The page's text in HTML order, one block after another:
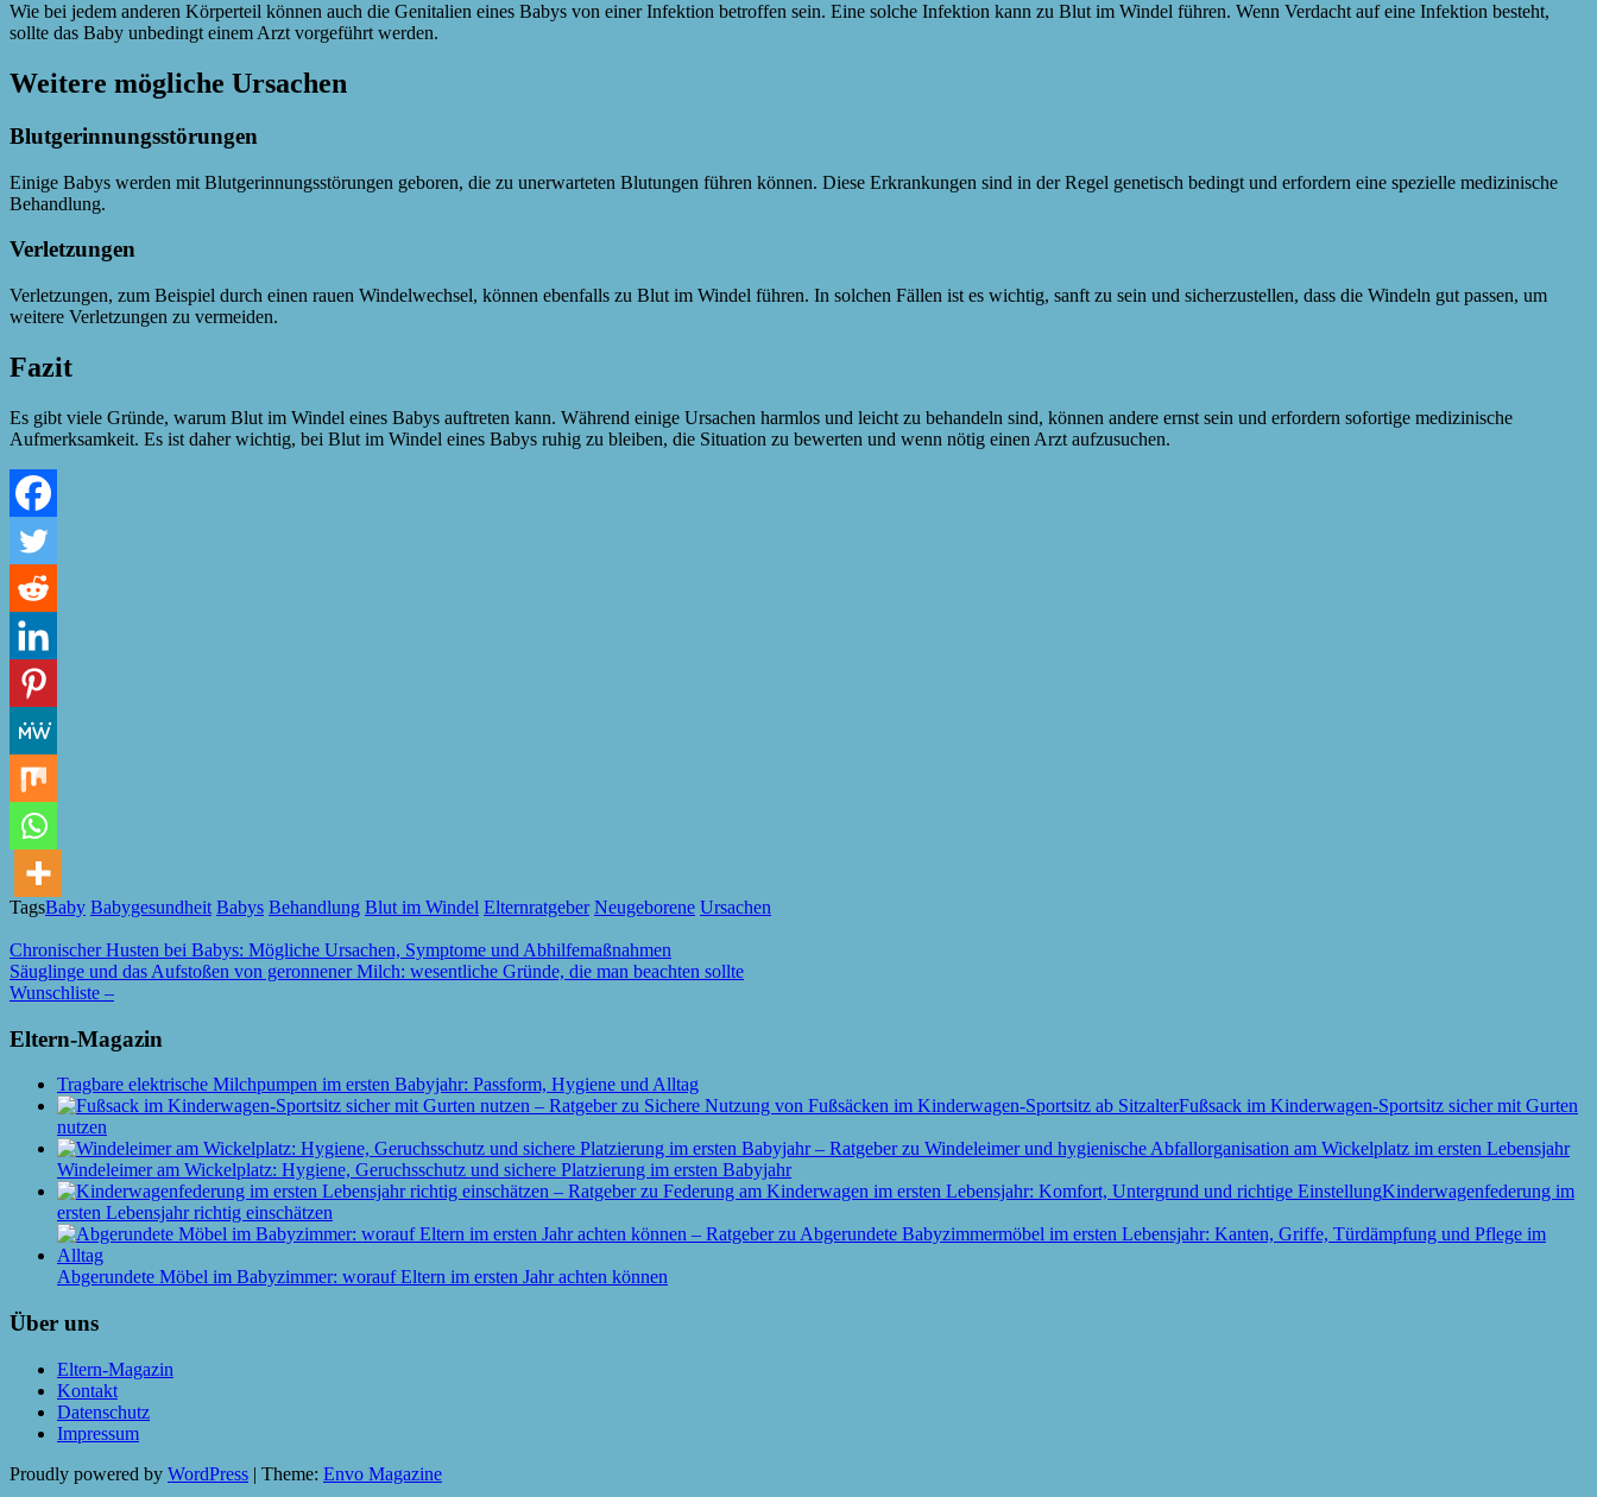
Wie bei jedem anderen Körperteil können auch die Genitalien eines Babys von einer Infektion betroffen sein. Eine solche Infektion kann zu Blut im Windel führen. Wenn Verdacht auf eine Infektion besteht,
sollte das Baby unbedingt einem Arzt vorgeführt werden.
Weitere mögliche Ursachen
Blutgerinnungsstörungen
Einige Babys werden mit Blutgerinnungsstörungen geboren, die zu unerwarteten Blutungen führen können. Diese Erkrankungen sind in der Regel genetisch bedingt und erfordern eine spezielle medizinische
Behandlung.
Verletzungen
Verletzungen, zum Beispiel durch einen rauen Windelwechsel, können ebenfalls zu Blut im Windel führen. In solchen Fällen ist es wichtig, sanft zu sein und sicherzustellen, dass die Windeln gut passen, um
weitere Verletzungen zu vermeiden.
Fazit
Es gibt viele Gründe, warum Blut im Windel eines Babys auftreten kann. Während einige Ursachen harmlos und leicht zu behandeln sind, können andere ernst sein und erfordern sofortige medizinische
Aufmerksamkeit. Es ist daher wichtig, bei Blut im Windel eines Babys ruhig zu bleiben, die Situation zu bewerten und wenn nötig einen Arzt aufzusuchen.
TagsBaby Babygesundheit Babys Behandlung Blut im Windel Elternratgeber Neugeborene Ursachen
Chronischer Husten bei Babys: Mögliche Ursachen, Symptome und Abhilfemaßnahmen
Säuglinge und das Aufstoßen von geronnener Milch: wesentliche Gründe, die man beachten sollte
Wunschliste –
Eltern-Magazin
Tragbare elektrische Milchpumpen im ersten Babyjahr: Passform, Hygiene und Alltag
Fußsack im Kinderwagen-Sportsitz sicher mit Gurten
nutzen
Windeleimer am Wickelplatz: Hygiene, Geruchsschutz und sichere Platzierung im ersten Babyjahr
Kinderwagenfederung im
ersten Lebensjahr richtig einschätzen
Abgerundete Möbel im Babyzimmer: worauf Eltern im ersten Jahr achten können
Über uns
Eltern-Magazin
Kontakt
Datenschutz
Impressum
Proudly powered by WordPress | Theme: Envo Magazine